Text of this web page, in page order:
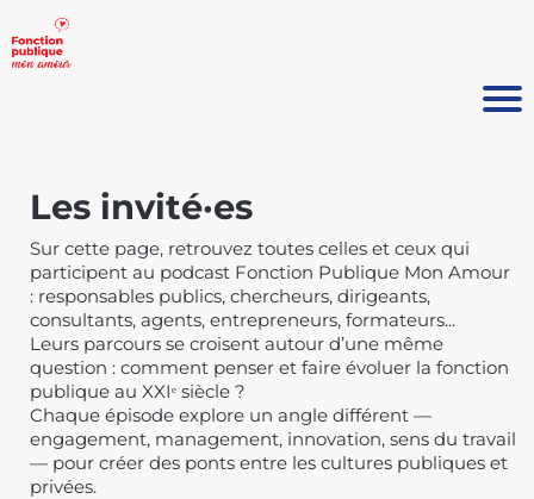
Les invité·es
Sur cette page, retrouvez toutes celles et ceux qui
participent au podcast Fonction Publique Mon Amour
: responsables publics, chercheurs, dirigeants,
consultants, agents, entrepreneurs, formateurs...
Leurs parcours se croisent autour d’une même
question : comment penser et faire évoluer la fonction
publique au XXIᵉ siècle ?
Chaque épisode explore un angle différent —
engagement, management, innovation, sens du travail
— pour créer des ponts entre les cultures publiques et
privées.